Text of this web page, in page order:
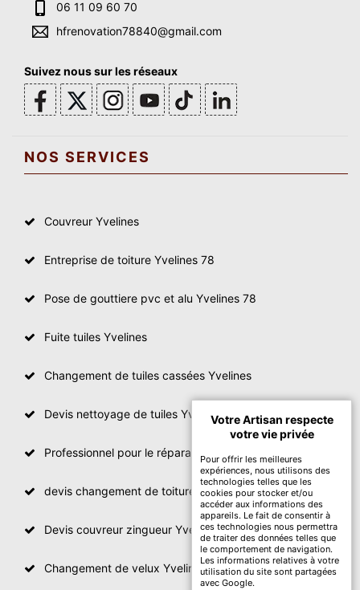
06 11 09 60 70
hfrenovation78840@gmail.com
Suivez nous sur les réseaux
NOS SERVICES
Couvreur Yvelines
Entreprise de toiture Yvelines 78
Pose de gouttiere pvc et alu Yvelines 78
Fuite tuiles Yvelines
Changement de tuiles cassées Yvelines
Devis nettoyage de tuiles Yvelines
Professionnel pour le réparation de toit Yvelines
devis changement de toiture Yvelines
Devis couvreur zingueur Yvelines
Changement de velux Yvelines
Votre Artisan respecte
votre vie privée
Pour offrir les meilleures
expériences, nous utilisons des
technologies telles que les
cookies pour stocker et/ou
accéder aux informations des
appareils. Le fait de consentir à
ces technologies nous permettra
de traiter des données telles que
le comportement de navigation.
Les informations relatives à votre
utilisation du site sont partagées
avec Google.